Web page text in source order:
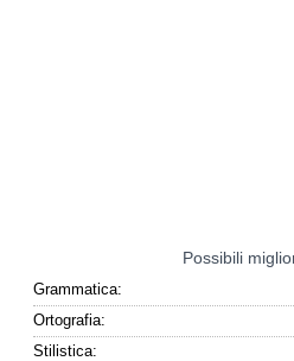
Possibili
Grammatica:
Ortografia:
Stilistica: